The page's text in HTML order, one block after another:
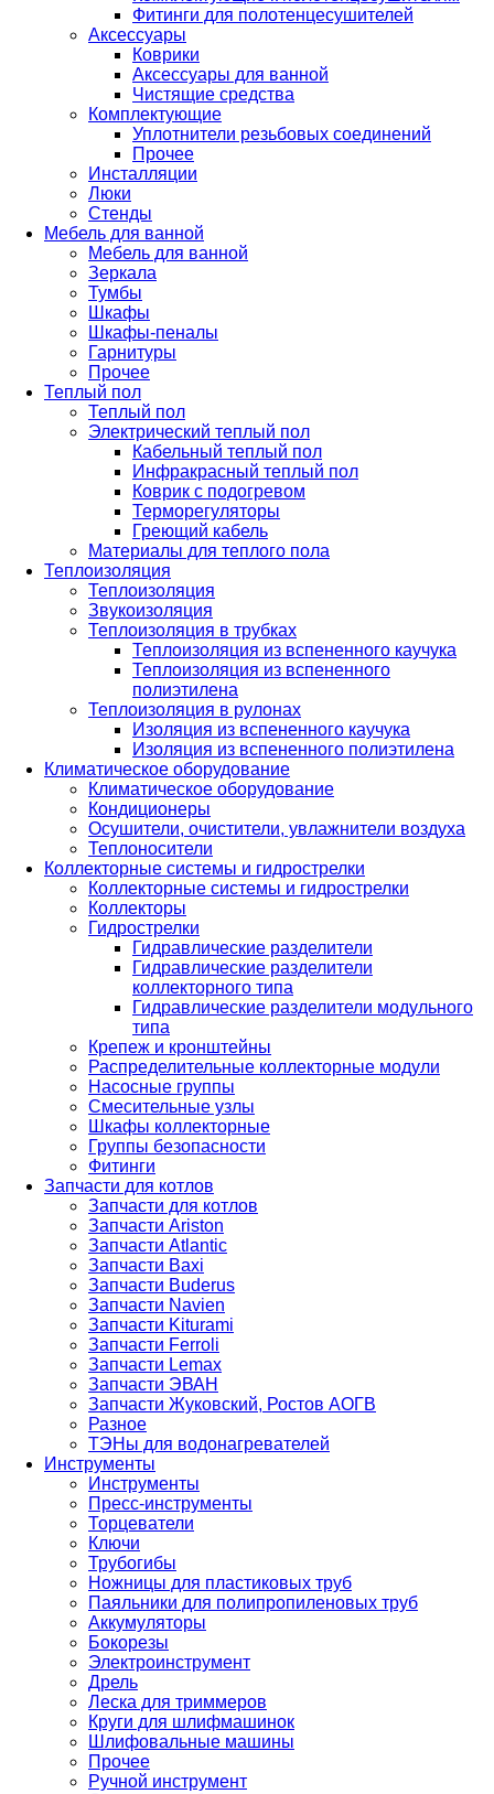
Фитинги для полотенцесушителей
Аксессуары
Коврики
Аксессуары для ванной
Чистящие средства
Комплектующие
Уплотнители резьбовых соединений
Прочее
Инсталляции
Люки
Стенды
Мебель для ванной
Мебель для ванной
Зеркала
Тумбы
Шкафы
Шкафы-пеналы
Гарнитуры
Прочее
Теплый пол
Теплый пол
Электрический теплый пол
Кабельный теплый пол
Инфракрасный теплый пол
Коврик с подогревом
Терморегуляторы
Греющий кабель
Материалы для теплого пола
Теплоизоляция
Теплоизоляция
Звукоизоляция
Теплоизоляция в трубках
Теплоизоляция из вспененного каучука
Теплоизоляция из вспененного
полиэтилена
Теплоизоляция в рулонах
Изоляция из вспененного каучука
Изоляция из вспененного полиэтилена
Климатическое оборудование
Климатическое оборудование
Кондиционеры
Осушители, очистители, увлажнители воздуха
Теплоносители
Коллекторные системы и гидрострелки
Коллекторные системы и гидрострелки
Коллекторы
Гидрострелки
Гидравлические разделители
Гидравлические разделители
коллекторного типа
Гидравлические разделители модульного
типа
Крепеж и кронштейны
Распределительные коллекторные модули
Насосные группы
Смесительные узлы
Шкафы коллекторные
Группы безопасности
Фитинги
Запчасти для котлов
Запчасти для котлов
Запчасти Ariston
Запчасти Atlantic
Запчасти Baxi
Запчасти Buderus
Запчасти Navien
Запчасти Kiturami
Запчасти Ferroli
Запчасти Lemax
Запчасти ЭВАН
Запчасти Жуковский, Ростов АОГВ
Разное
ТЭНы для водонагревателей
Инструменты
Инструменты
Пресс-инструменты
Торцеватели
Ключи
Трубогибы
Ножницы для пластиковых труб
Паяльники для полипропиленовых труб
Аккумуляторы
Бокорезы
Электроинструмент
Дрель
Леска для триммеров
Круги для шлифмашинок
Шлифовальные машины
Прочее
Ручной инструмент